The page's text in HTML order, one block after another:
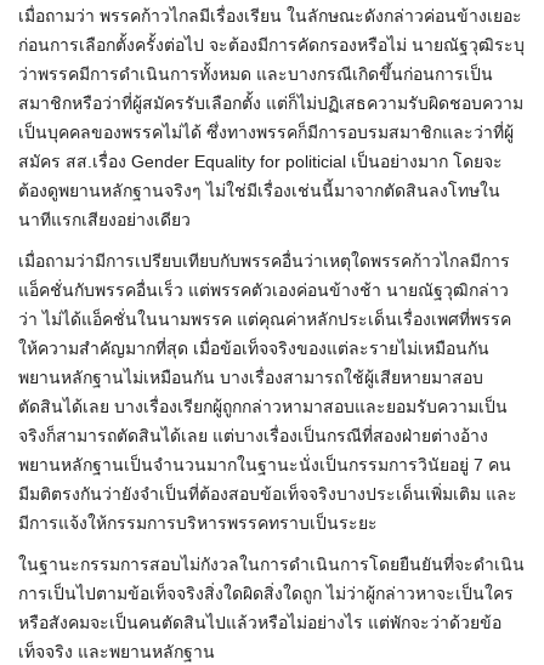
เมื่อถามว่า พรรคก้าวไกลมีเรื่องเรียน ในลักษณะดังกล่าวค่อนข้างเยอะ
ก่อนการเลือกตั้งครั้งต่อไป จะต้องมีการคัดกรองหรือไม่ นายณัฐวุฒิระบุ
ว่าพรรคมีการดำเนินการทั้งหมด และบางกรณีเกิดขึ้นก่อนการเป็น
สมาชิกหรือว่าที่ผู้สมัครรับเลือกตั้ง แต่ก็ไม่ปฏิเสธความรับผิดชอบความ
เป็นบุคคลของพรรคไม่ได้ ซึ่งทางพรรคก็มีการอบรมสมาชิกและว่าที่ผู้
สมัคร สส.เรื่อง Gender Equality for politicial เป็นอย่างมาก โดยจะ
ต้องดูพยานหลักฐานจริงๆ ไม่ใช่มีเรื่องเช่นนี้มาจากตัดสินลงโทษใน
นาทีแรกเสียงอย่างเดียว
เมื่อถามว่ามีการเปรียบเทียบกับพรรคอื่นว่าเหตุใดพรรคก้าวไกลมีการ
แอ็คชั่นกับพรรคอื่นเร็ว แต่พรรคตัวเองค่อนข้างช้า นายณัฐวุฒิกล่าว
ว่า ไม่ได้แอ็คชั่นในนามพรรค แต่คุณค่าหลักประเด็นเรื่องเพศที่พรรค
ให้ความสำคัญมากที่สุด เมื่อข้อเท็จจริงของแต่ละรายไม่เหมือนกัน
พยานหลักฐานไม่เหมือนกัน บางเรื่องสามารถใช้ผู้เสียหายมาสอบ
ตัดสินได้เลย บางเรื่องเรียกผู้ถูกกล่าวหามาสอบและยอมรับความเป็น
จริงก็สามารถตัดสินได้เลย แต่บางเรื่องเป็นกรณีที่สองฝ่ายต่างอ้าง
พยานหลักฐานเป็นจำนวนมากในฐานะนั่งเป็นกรรมการวินัยอยู่ 7 คน
มีมติตรงกันว่ายังจำเป็นที่ต้องสอบข้อเท็จจริงบางประเด็นเพิ่มเติม และ
มีการแจ้งให้กรรมการบริหารพรรคทราบเป็นระยะ
ในฐานะกรรมการสอบไม่กังวลในการดำเนินการโดยยืนยันที่จะดำเนิน
การเป็นไปตามข้อเท็จจริงสิ่งใดผิดสิ่งใดถูก ไม่ว่าผู้กล่าวหาจะเป็นใคร
หรือสังคมจะเป็นคนตัดสินไปแล้วหรือไม่อย่างไร แต่พักจะว่าด้วยข้อ
เท็จจริง และพยานหลักฐาน